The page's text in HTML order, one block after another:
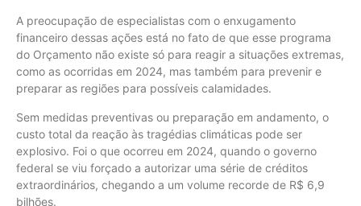
A preocupação de especialistas com o enxugamento
financeiro dessas ações está no fato de que esse programa
do Orçamento não existe só para reagir a situações extremas,
como as ocorridas em 2024, mas também para prevenir e
preparar as regiões para possíveis calamidades.
Sem medidas preventivas ou preparação em andamento, o
custo total da reação às tragédias climáticas pode ser
explosivo. Foi o que ocorreu em 2024, quando o governo
federal se viu forçado a autorizar uma série de créditos
extraordinários, chegando a um volume recorde de R$ 6,9
bilhões.